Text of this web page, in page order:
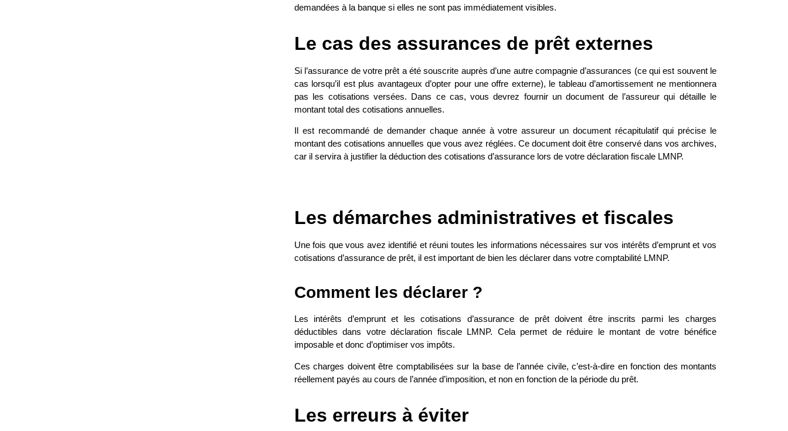
demandées à la banque si elles ne sont pas immédiatement visibles.
Le cas des assurances de prêt externes
Si l’assurance de votre prêt a été souscrite auprès d’une autre compagnie d’assurances (ce qui est souvent le
cas lorsqu’il est plus avantageux d’opter pour une offre externe), le tableau d’amortissement ne mentionnera
pas les cotisations versées. Dans ce cas, vous devrez fournir un document de l’assureur qui détaille le
montant total des cotisations annuelles.
Il est recommandé de demander chaque année à votre assureur un document récapitulatif qui précise le
montant des cotisations annuelles que vous avez réglées. Ce document doit être conservé dans vos archives,
car il servira à justifier la déduction des cotisations d’assurance lors de votre déclaration fiscale LMNP.
Les démarches administratives et fiscales
Une fois que vous avez identifié et réuni toutes les informations nécessaires sur vos intérêts d’emprunt et vos
cotisations d’assurance de prêt, il est important de bien les déclarer dans votre comptabilité LMNP.
Comment les déclarer ?
Les intérêts d’emprunt et les cotisations d’assurance de prêt doivent être inscrits parmi les charges
déductibles dans votre déclaration fiscale LMNP. Cela permet de réduire le montant de votre bénéfice
imposable et donc d’optimiser vos impôts.
Ces charges doivent être comptabilisées sur la base de l’année civile, c’est-à-dire en fonction des montants
réellement payés au cours de l’année d’imposition, et non en fonction de la période du prêt.
Les erreurs à éviter